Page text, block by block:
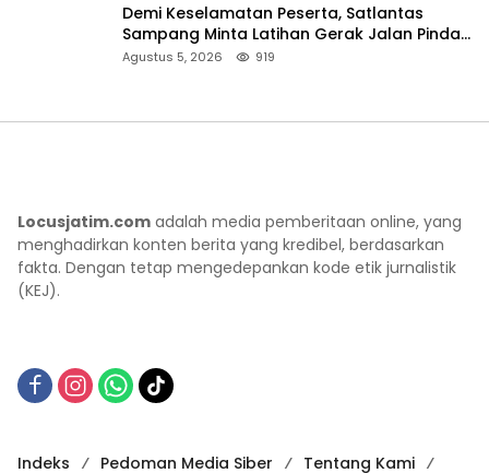
Demi Keselamatan Peserta, Satlantas
Sampang Minta Latihan Gerak Jalan Pindah
ke Lokasi Aman
Agustus 5, 2026 919
Locusjatim.com adalah media pemberitaan online, yang
menghadirkan konten berita yang kredibel, berdasarkan
fakta. Dengan tetap mengedepankan kode etik jurnalistik
(KEJ).
Indeks Pedoman Media Siber Tentang Kami